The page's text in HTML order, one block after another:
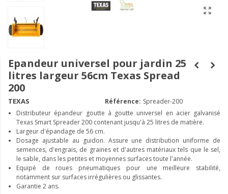
Epandeur universel pour jardin 25
litres largeur 56cm Texas Spread
200
TEXAS Référence: Spreader-200
Distributeur épandeur goutte à goutte universel en acier galvanisé
Texas Smart Spreader 200 contenant jusqu'à 25 litres de matière.
Largeur d'épandage de 56 cm.
Dosage ajustable au guidon. Assure une distribution uniforme de
semences, d'engrais, de graines et d'autres matériaux tels que le sel,
le sable, dans les petites et moyennes surfaces toute l'année.
Equipé de roues pneumatiques pour une meilleure stabilité,
notamment sur surfaces irrégulières ou glissantes.
Garantie 2 ans.